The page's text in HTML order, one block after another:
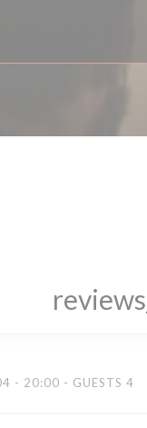
de Cookies
- 20:00 - GUESTS 4